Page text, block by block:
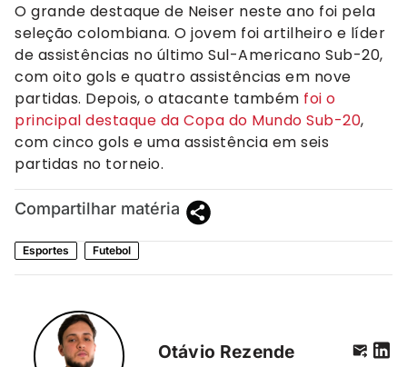
O grande destaque de Neiser neste ano foi pela
seleção colombiana. O jovem foi artilheiro e líder
de assistências no último Sul-Americano Sub-20,
com oito gols e quatro assistências em nove
partidas. Depois, o atacante também foi o
principal destaque da Copa do Mundo Sub-20,
com cinco gols e uma assistência em seis
partidas no torneio.
Compartilhar matéria
Esportes Futebol
Otávio Rezende